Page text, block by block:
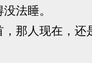
法睡。
那人现在，还